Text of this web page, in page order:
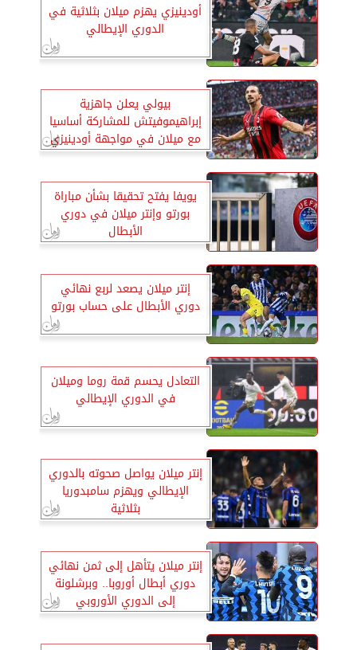
أودينيزي يهزم ميلان بثلاثية في
الدوري الإيطالي
بيولي يعلن جاهزية
إبراهيموفيتش للمشاركة أساسيا
مع ميلان في مواجهة أودينيزي
يويفا يفتح تحقيقا بشأن مباراة
بورتو وإنتر ميلان في دوري
الأبطال
إنتر ميلان يصعد لربع نهائي
دوري الأبطال على حساب بورتو
التعادل يحسم قمة روما وميلان
في الدوري الإيطالي
إنتر ميلان يواصل صحوته بالدوري
الإيطالي ويهزم سامبدوريا
بثلاثية
إنتر ميلان يتأهل إلى ثمن نهائي
دوري أبطال أوروبا.. وبرشلونة
إلى الدوري الأوروبي